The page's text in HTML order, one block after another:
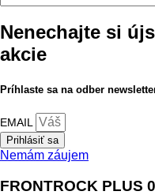
Nenechajte si
akcie
Príhlaste sa na odber
EMAIL
Prihlásiť sa
Nemám záujem
FRONTROCK PLUS